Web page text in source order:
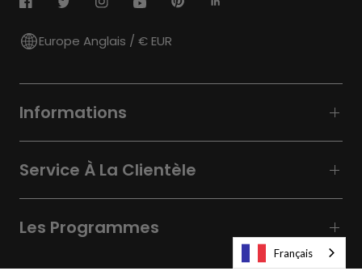
Europe Anglais / € EUR
Informations
Service À La Clientèle
Les Programmes
Français